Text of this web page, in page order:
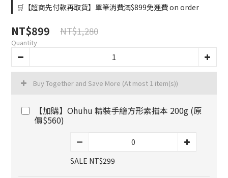
🛒【超商先付款再取貨】單筆消費滿$899免運費 on order
NT$899 NT$1,280
Quantity
Buy Together and Save More (At most 1 item(s))
【加購】Ohuhu 精裝手繪方形素描本 200g (原
價$560)
SALE NT$299